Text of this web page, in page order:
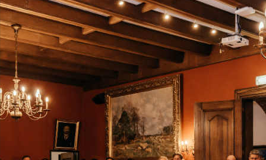
kritisch, maar constructief